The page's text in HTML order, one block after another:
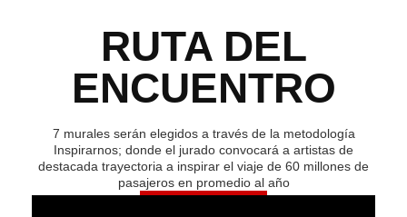
RUTA DEL
ENCUENTRO
7 murales serán elegidos a través de la metodología
Inspirarnos; donde el jurado convocará a artistas de
destacada trayectoria a inspirar el viaje de 60 millones de
pasajeros en promedio al año